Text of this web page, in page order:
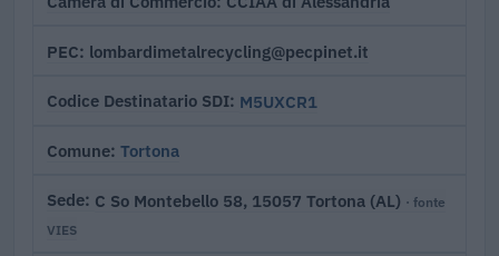
PEC lombardimetalrecycling@pecpinet.it
Codice Destinatario SDI M5UXCR1
Comune Tortona
Sede C So Montebello 58, 15057 Tortona (AL) · fonte
VIES